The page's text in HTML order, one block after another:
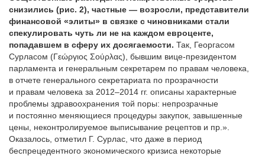
снизились (рис. 2), частные — возросли, представители
финансовой «элиты» в связке с чиновниками стали
спекулировать чуть ли не на каждом евроценте,
попадавшем в сферу их досягаемости. Так, Георгасом
Сурласом (Γεώργιος Σούρλας), бывшим вице-президентом
парламента и генеральным секретарем по правам человека,
в отчете генерального секретариата по прозрачности
и правам человека за 2012–2014 гг. описаны характерные
проблемы здравоохранения той поры: непрозрачные
и постоянно меняющиеся процедуры закупок, завышенные
цены, неконтролируемое выписывание рецептов и пр.».
Оказалось, отметил Г. Сурлас, что даже в период
беспрецедентного экономического кризиса некоторые